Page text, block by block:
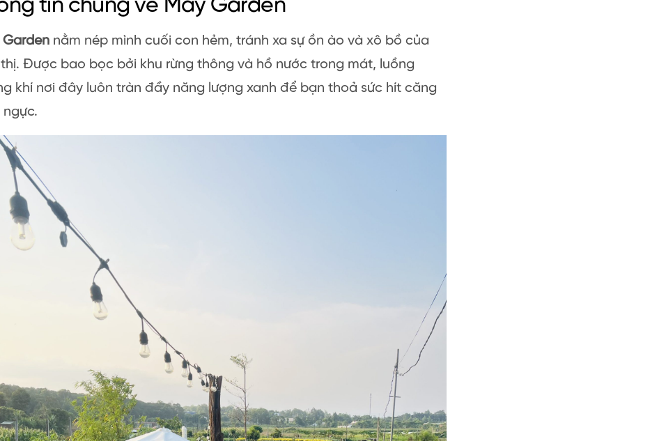
tin chung về May Garden
Garden nằm nép mình cuối con hẻm, tránh xa sự ồn ào và xô bồ của
Được bao bọc bởi khu rừng thông và hồ nước trong mát, luồng
khí nơi đây luôn tràn đầy năng lượng xanh để bạn thoả sức hít căng
ngực.